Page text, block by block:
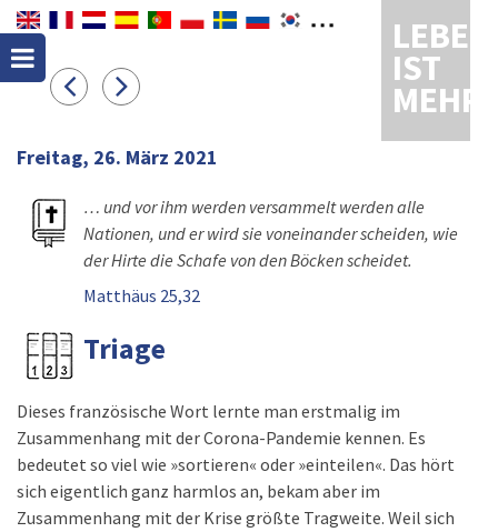
LEBEN
IST
MEHR
Freitag, 26. März 2021
… und vor ihm werden versammelt werden alle
Nationen, und er wird sie voneinander scheiden, wie
der Hirte die Schafe von den Böcken scheidet.
Matthäus 25,32
Triage
Dieses französische Wort lernte man erstmalig im
Zusammenhang mit der Corona-Pandemie kennen. Es
bedeutet so viel wie »sortieren« oder »einteilen«. Das hört
sich eigentlich ganz harmlos an, bekam aber im
Zusammenhang mit der Krise größte Tragweite. Weil sich